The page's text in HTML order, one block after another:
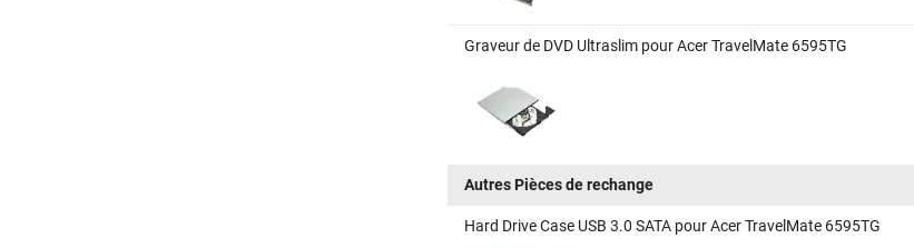
Graveur de DVD Ultraslim pour Acer TravelMate 6595TG
Autres Pièces de rechange
Hard Drive Case USB 3.0 SATA pour Acer TravelMate 6595TG